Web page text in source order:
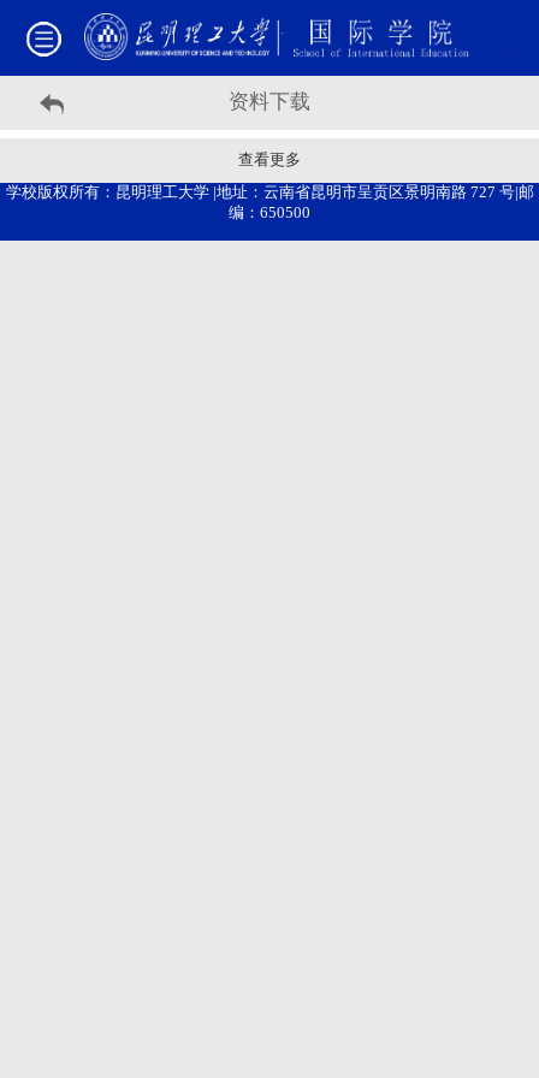
资料下载
查看更多
学校版权所有：昆明理工大学 |地址：云南省昆明市呈贡区景明南路 727 号|邮
编：650500